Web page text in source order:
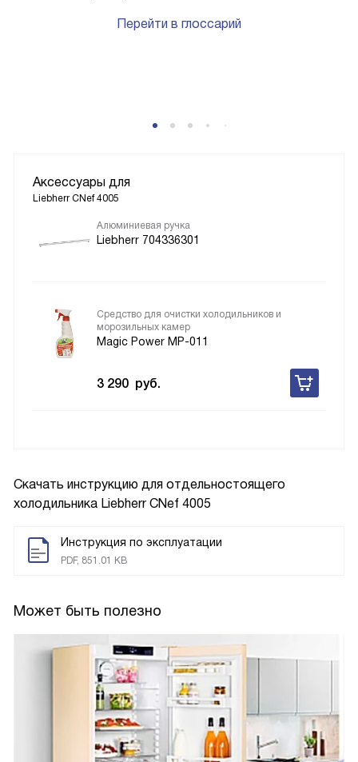
Скачать инструкцию для отдельностоящего
холодильника Liebherr CNef 4005
Инструкция по эксплуатации
PDF, 851.01 KB
Может быть полезно
Перейти в глоссарий
Аксессуары для
Liebherr CNef 4005
Алюминиевая ручка
Liebherr 704336301
Средство для очистки холодильников и
морозильных камер
Magic Power MP-011
3 290 руб.